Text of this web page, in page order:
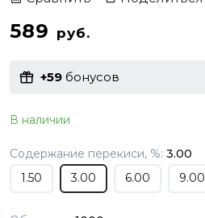
589 руб.
+59 бонусов
В наличии
Содержание перекиси, %: 3.00
1.50
3.00 6.00 9.00